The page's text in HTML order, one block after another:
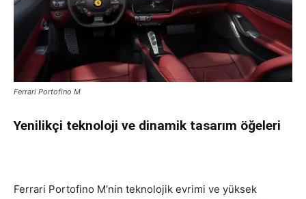
Ferrari Portofino M
Yenilikçi teknoloji ve dinamik tasarım öğeleri
Ferrari Portofino M’nin teknolojik evrimi ve yüksek